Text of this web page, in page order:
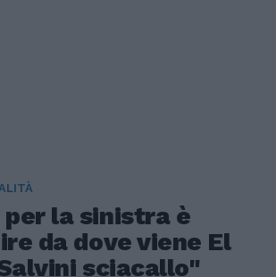
la sinistra è
da dove viene El
sciacallo"